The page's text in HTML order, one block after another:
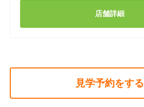
店舗詳細
見学予約をする